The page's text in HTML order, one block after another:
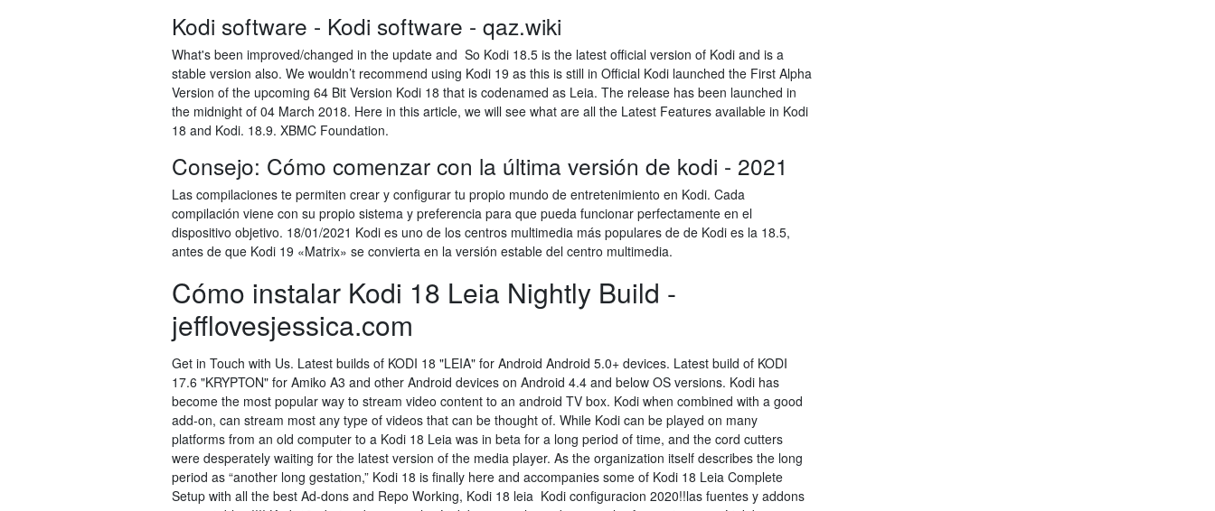
Kodi software - Kodi software - qaz.wiki
What's been improved/changed in the update and So Kodi 18.5 is the latest official version of Kodi and is a
stable version also. We wouldn’t recommend using Kodi 19 as this is still in Official Kodi launched the First Alpha
Version of the upcoming 64 Bit Version Kodi 18 that is codenamed as Leia. The release has been launched in
the midnight of 04 March 2018. Here in this article, we will see what are all the Latest Features available in Kodi
18 and Kodi. 18.9. XBMC Foundation.
Consejo: Cómo comenzar con la última versión de kodi - 2021
Las compilaciones te permiten crear y configurar tu propio mundo de entretenimiento en Kodi. Cada
compilación viene con su propio sistema y preferencia para que pueda funcionar perfectamente en el
dispositivo objetivo. 18/01/2021 Kodi es uno de los centros multimedia más populares de de Kodi es la 18.5,
antes de que Kodi 19 «Matrix» se convierta en la versión estable del centro multimedia.
Cómo instalar Kodi 18 Leia Nightly Build -
jefflovesjessica.com
Get in Touch with Us. Latest builds of KODI 18 "LEIA" for Android Android 5.0+ devices. Latest build of KODI
17.6 "KRYPTON" for Amiko A3 and other Android devices on Android 4.4 and below OS versions. Kodi has
become the most popular way to stream video content to an android TV box. Kodi when combined with a good
add-on, can stream most any type of videos that can be thought of. While Kodi can be played on many
platforms from an old computer to a Kodi 18 Leia was in beta for a long period of time, and the cord cutters
were desperately waiting for the latest version of the media player. As the organization itself describes the long
period as “another long gestation,” Kodi 18 is finally here and accompanies some of Kodi 18 Leia Complete
Setup with all the best Ad-dons and Repo Working, Kodi 18 leia Kodi configuracion 2020!!las fuentes y addons